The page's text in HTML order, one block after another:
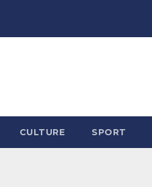
CULTURE SPORT